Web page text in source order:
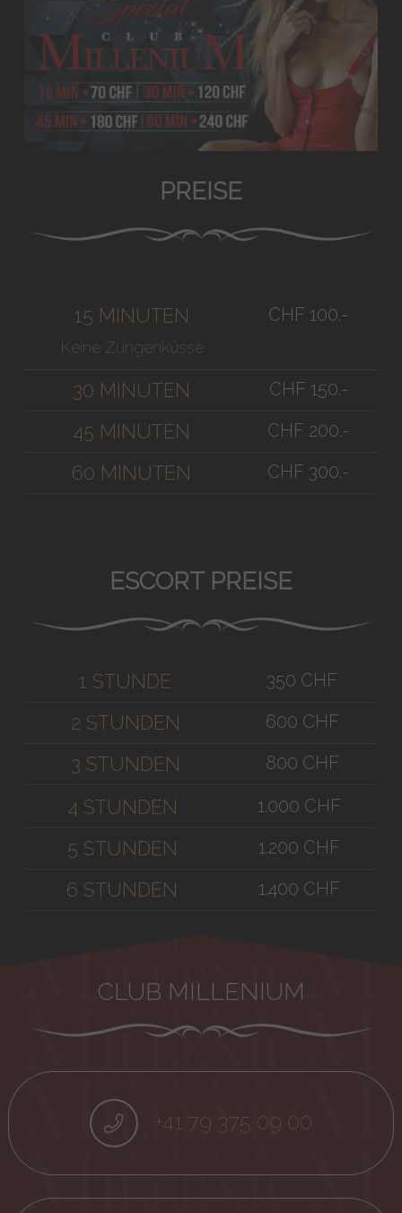
PREISE
15 MINUTEN
Keine Zungenküsse
CHF 100.-
30 MINUTEN CHF 150.-
45 MINUTEN CHF 200.-
60 MINUTEN CHF 300.-
ESCORT PREISE
1 STUNDE 350 CHF
2 STUNDEN 600 CHF
3 STUNDEN 800 CHF
4 STUNDEN 1.000 CHF
5 STUNDEN 1.200 CHF
6 STUNDEN 1.400 CHF
CLUB MILLENIUM
+41 79 375 09 00